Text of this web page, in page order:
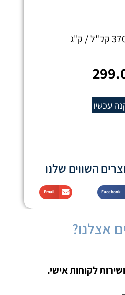
עכשיו
השווים שלנו
Facebook
Email
אצלנו?
לקוחות אישי.